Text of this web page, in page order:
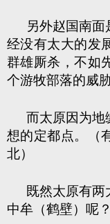
另外赵国南
经没有太大的发
群雄厮杀，不如
个游牧部落的威
而太原因为地
想的定都点。（
北）
既然太原有两
中牟（鹤壁）呢？